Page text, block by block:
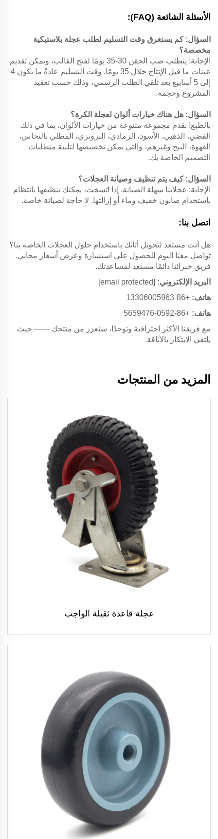
الأسئلة الشائعة (FAQ):
السؤال: كم يستغرق وقت التسليم لطلب عجلة بلاستيكية
مخصصة؟
الإجابة: يتطلب صب الحقن 30-35 يومًا لفتح القالب، ويمكن تقديم
عينات ما قبل الإنتاج خلال 35 يومًا. وقت التسليم عادةً ما يكون 4
إلى 5 أسابيع بعد تلقي الطلب الرسمي، وذلك حسب تعقيد
المشروع وحجمه.
السؤال: هل هناك خيارات ألوان لعجلة الكرة؟
بالطبع! نقدم مجموعة متنوعة من خيارات الألوان، بما في ذلك
الفضي، الذهبي، الأسود، الرمادي، البرونزي، المطلي بالنحاس،
القهوة، البيج وغيرهم، والتي يمكن تخصيصها لتلبية متطلبات
التصميم الخاصة بك.
السؤال: كيف يتم تنظيف وصيانة العجلات؟
الإجابة: عجلاتنا سهلة الصيانة. إذا اتسخت، يمكنك تنظيفها بانتظام
باستخدام صابون خفيف وماء أو إزالتها. لا حاجة لصيانة خاصة.
اتصل بنا:
هل أنت مستعد لتحويل أثاثك باستخدام حلول العجلات الخاصة بنا؟
تواصل معنا اليوم للحصول على استشارة وعرض أسعار مجاني.
فريق خبرائنا دائمًا مستعد لمساعدتك.
البريد الإلكتروني:
هاتف: +86-13306005963
هاتف: +86-0592-5659476
مع فريقنا الأكثر احترافية وتوحدًا، سنعزز من منتجك —— حيث
يلتقي الابتكار بالأناقة.
المزيد من المنتجات
عجلة قاعدة ثقيلة الواجب